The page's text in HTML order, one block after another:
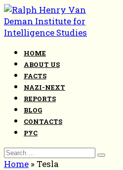
Skip
to
content
HOME
ABOUT US
FACTS
NAZI-NEXT
REPORTS
BLOG
CONTACTS
РУС
Search
for:
Home » Tesla